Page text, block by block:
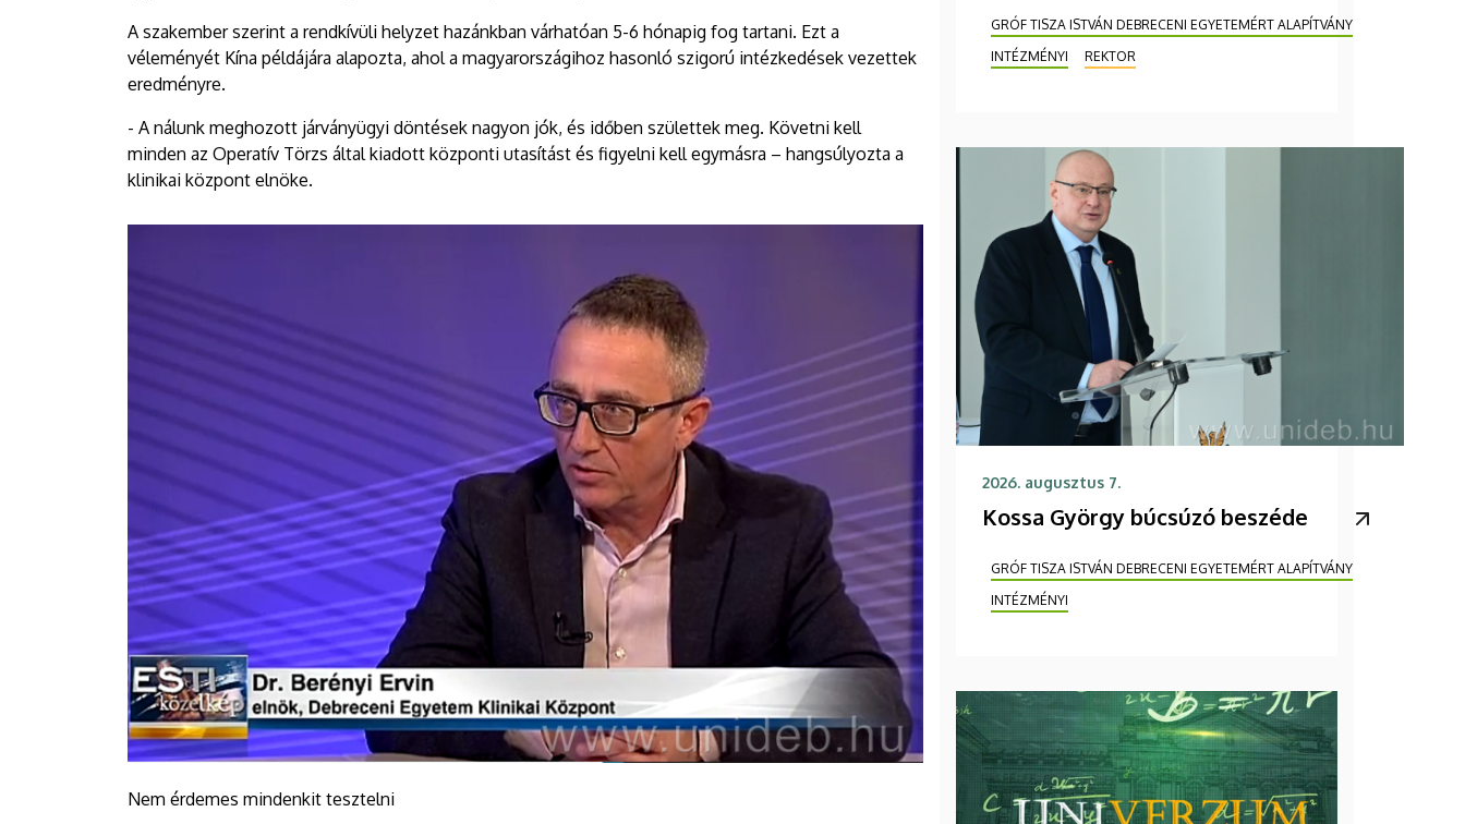
A szakember szerint a rendkívüli helyzet hazánkban várhatóan 5-6 hónapig fog tartani. Ezt a
véleményét Kína példájára alapozta, ahol a magyarországihoz hasonló szigorú intézkedések vezettek
eredményre.
- A nálunk meghozott járványügyi döntések nagyon jók, és időben születtek meg. Követni kell
minden az Operatív Törzs által kiadott központi utasítást és figyelni kell egymásra – hangsúlyozta a
klinikai központ elnöke.
Nem érdemes mindenkit tesztelni
GRÓF TISZA ISTVÁN DEBRECENI EGYETEMÉRT ALAPÍTVÁNY
INTÉZMÉNYI
REKTOR
2026. augusztus 7.
Kossa György búcsúzó beszéde
GRÓF TISZA ISTVÁN DEBRECENI EGYETEMÉRT ALAPÍTVÁNY
INTÉZMÉNYI